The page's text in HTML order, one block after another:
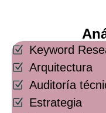
Keyword
Arquitectura
Auditoría
Estrategia